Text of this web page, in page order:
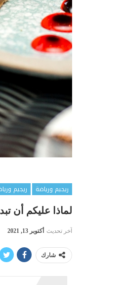
ريجيم ورياضة
ريجيم
لماذا عليكم أن
آخر تحديث أكتوبر 13, 2021
شارك